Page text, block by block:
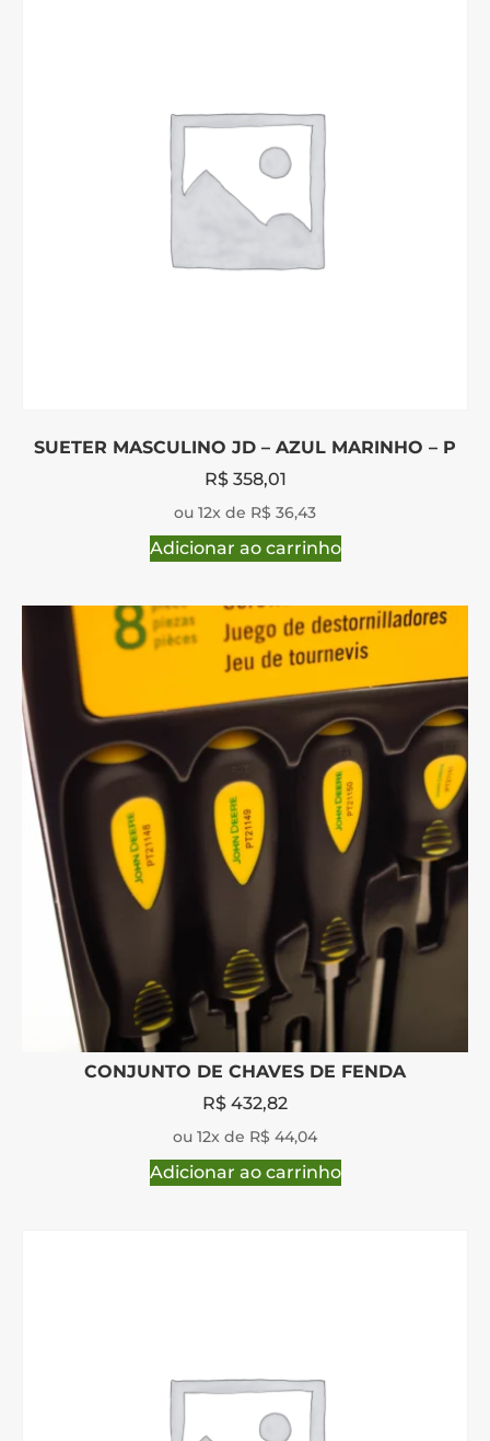
SUETER MASCULINO JD – AZUL MARINHO – P
R$358,01
ou 12x de R$ 36,43
Adicionar ao carrinho
CONJUNTO DE CHAVES DE FENDA
R$ 432,82
ou 12x de R$ 44,04
Adicionar ao carrinho